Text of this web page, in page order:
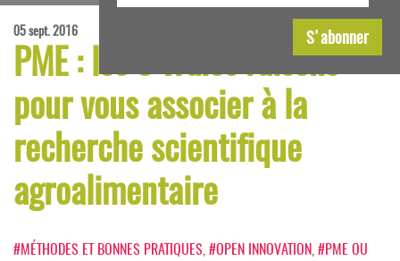
05 sept. 2016
PME : les 3 vraies raisons
pour vous associer à la
recherche scientifique
agroalimentaire
#MÉTHODES ET BONNES PRATIQUES #OPEN INNOVATION #PME OU